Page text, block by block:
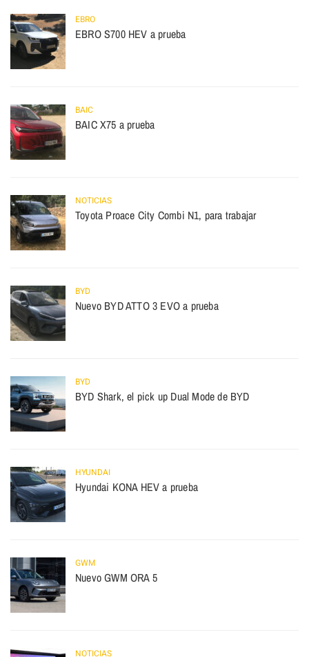
EBRO
EBRO S700 HEV a prueba
BAIC
BAIC X75 a prueba
NOTICIAS
Toyota Proace City Combi N1, para trabajar
BYD
Nuevo BYD ATTO 3 EVO a prueba
BYD
BYD Shark, el pick up Dual Mode de BYD
HYUNDAI
Hyundai KONA HEV a prueba
GWM
Nuevo GWM ORA 5
NOTICIAS